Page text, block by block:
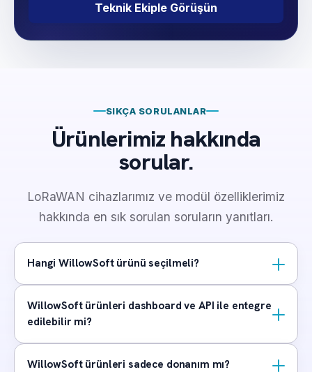
Teknik Ekiple Görüşün
SIKÇA SORULANLAR
Ürünlerimiz hakkında
sorular.
LoRaWAN cihazlarımız ve modül özelliklerimiz
hakkında en sık sorulan soruların yanıtları.
Hangi WillowSoft ürünü seçilmeli?
WillowSoft ürünleri dashboard ve API ile entegre
edilebilir mi?
WillowSoft ürünleri sadece donanım mı?